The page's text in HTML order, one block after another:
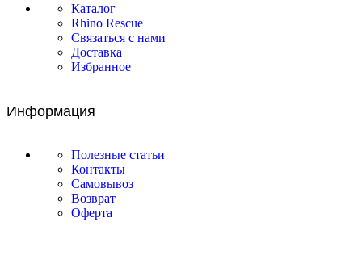
Каталог
Rhino Rescue
Связаться с нами
Доставка
Избранное
Информация
Полезные статьи
Контакты
Самовывоз
Возврат
Оферта